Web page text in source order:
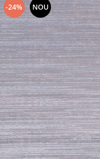
-24% NOU